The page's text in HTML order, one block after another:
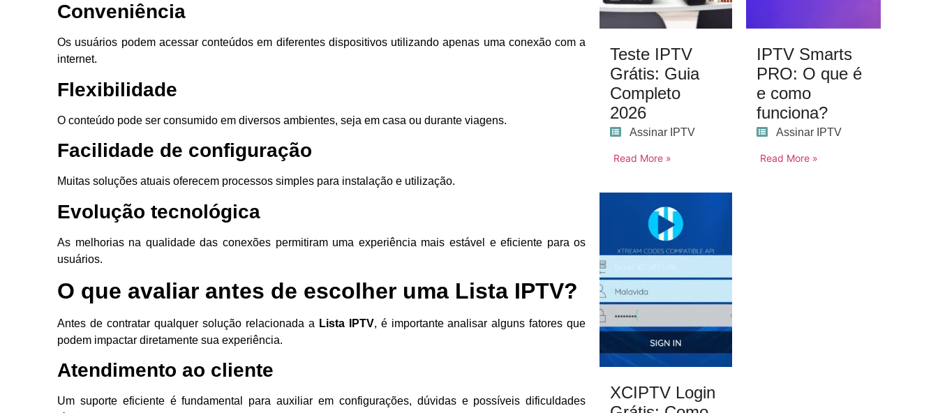
Conveniência
Os usuários podem acessar conteúdos em diferentes dispositivos utilizando apenas uma conexão com a
internet.
Flexibilidade
O conteúdo pode ser consumido em diversos ambientes, seja em casa ou durante viagens.
Facilidade de configuração
Muitas soluções atuais oferecem processos simples para instalação e utilização.
Evolução tecnológica
As melhorias na qualidade das conexões permitiram uma experiência mais estável e eficiente para os
usuários.
O que avaliar antes de escolher uma Lista IPTV?
Antes de contratar qualquer solução relacionada a Lista IPTV, é importante analisar alguns fatores que
podem impactar diretamente sua experiência.
Atendimento ao cliente
Um suporte eficiente é fundamental para auxiliar em configurações, dúvidas e possíveis dificuldades
Teste IPTV
Grátis: Guia
Completo
2026
Assinar IPTV
Read More »
IPTV Smarts
PRO: O que é
e como
funciona?
Assinar IPTV
Read More »
XCIPTV Login